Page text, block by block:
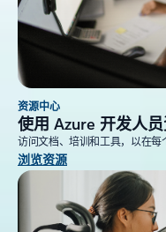
资源中心
使用 Azure 开发人
访问文档、培训和工具，以在每
浏览资源